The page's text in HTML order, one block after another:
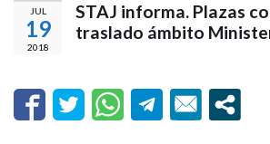
JUL
19
2018
STAJ informa. Plazas
traslado ámbito